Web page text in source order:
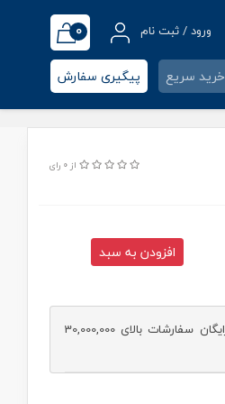
ورود / ثبت نام 0
خرید سریع پیگیری سفارش
از 0 رای
افزودن به سبد
ارسال رایگان سفارشات بالای 30,000,000